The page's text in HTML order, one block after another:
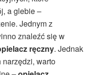
a glebie –
Jednym z
znaleźć się w
ręczny. Jednak
warto